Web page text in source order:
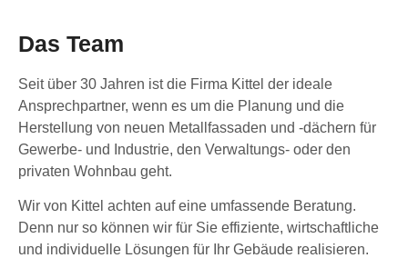
Das Team
Seit über 30 Jahren ist die Firma Kittel der ideale
Ansprechpartner, wenn es um die Planung und die
Herstellung von neuen Metallfassaden und -dächern für
Gewerbe- und Industrie, den Verwaltungs- oder den
privaten Wohnbau geht.
Wir von Kittel achten auf eine umfassende Beratung.
Denn nur so können wir für Sie effiziente, wirtschaftliche
und individuelle Lösungen für Ihr Gebäude realisieren.